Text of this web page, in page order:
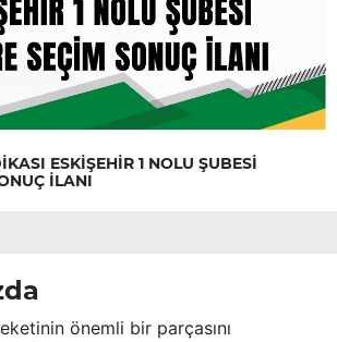
ESKİŞEHİR 1 NOLU ŞUBESİ
İLANI
önemli bir parçasını